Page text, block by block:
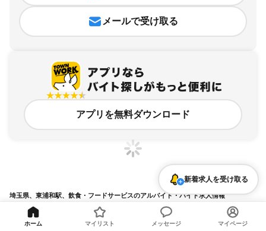
メールで受け取る
アプリを無料ダウンロード
埼玉県、東浦和駅、飲食・フードサービスのアルバイト・バイト求人情報
求人の詳細を表示
新着求人を受け取る
ホーム マイリスト メッセージ マイページ